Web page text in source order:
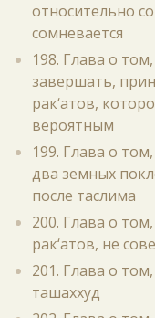
относительно
сомневается
198. Глава о
завершать,
рак‘атов,
вероятным
199. Глава о
два земных
после таслима
200. Глава о
рак‘атов, не
201. Глава о
ташаххуд